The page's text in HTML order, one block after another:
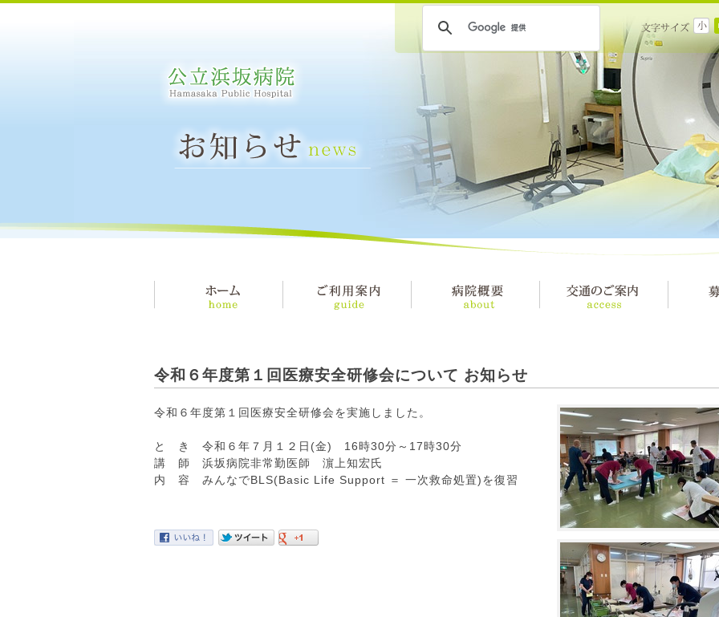
令和６年度第１回医療安全研修会について お知らせ
令和６年度第１回医療安全研修会を実施しました。
と き 令和６年７月１２日(金) 16時30分～17時30分
講 師 浜坂病院非常勤医師 濵上知宏氏
内 容 みんなでBLS(Basic Life Support ＝ 一次救命処置)を復習